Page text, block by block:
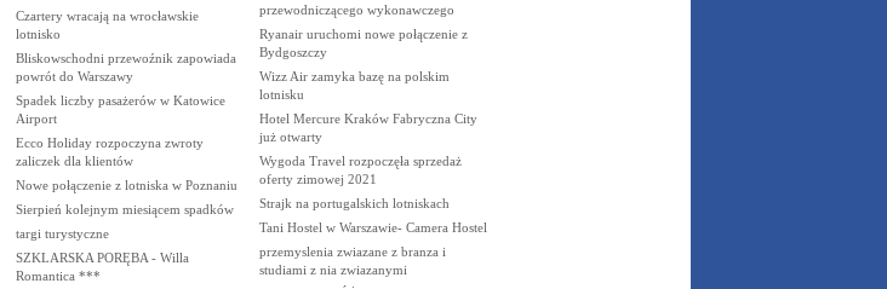
Czartery wracają na wrocławskie
lotnisko
Bliskowschodni przewoźnik zapowiada
powrót do Warszawy
Spadek liczby pasażerów w Katowice
Airport
Ecco Holiday rozpoczyna zwroty
zaliczek dla klientów
Nowe połączenie z lotniska w Poznaniu
Sierpień kolejnym miesiącem spadków
targi turystyczne
SZKLARSKA PORĘBA - Willa
Romantica ***
przewodniczącego wykonawczego
Ryanair uruchomi nowe połączenie z
Bydgoszczy
Wizz Air zamyka bazę na polskim
lotnisku
Hotel Mercure Kraków Fabryczna City
już otwarty
Wygoda Travel rozpoczęła sprzedaż
oferty zimowej 2021
Strajk na portugalskich lotniskach
Tani Hostel w Warszawie- Camera Hostel
przemyslenia zwiazane z branza i
studiami z nia zwiazanymi